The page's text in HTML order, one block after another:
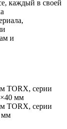
каждый в своей
и
TORX, серии
мм
TORX, серии
мм